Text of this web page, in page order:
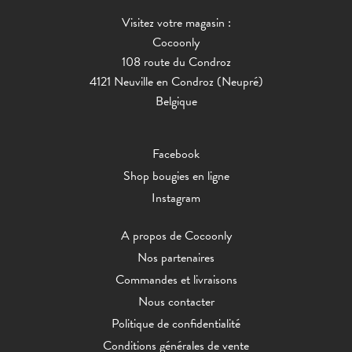
Visitez votre magasin :
Cocoonly
108 route du Condroz
4121 Neuville en Condroz (Neupré)
Belgique
Facebook
Shop bougies en ligne
Instagram
A propos de Cocoonly
Nos partenaires
Commandes et livraisons
Nous contacter
Politique de confidentialité
Conditions générales de vente